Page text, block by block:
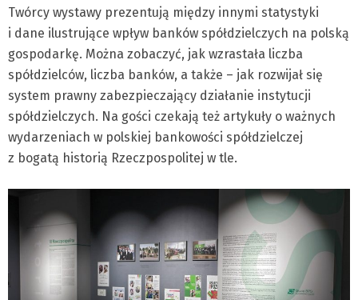
Twórcy wystawy prezentują między innymi statystyki
i dane ilustrujące wpływ banków spółdzielczych na polską
gospodarkę. Można zobaczyć, jak wzrastała liczba
spółdzielców, liczba banków, a także – jak rozwijał się
system prawny zabezpieczający działanie instytucji
spółdzielczych. Na gości czekają też artykuły o ważnych
wydarzeniach w polskiej bankowości spółdzielczej
z bogatą historią Rzeczpospolitej w tle.